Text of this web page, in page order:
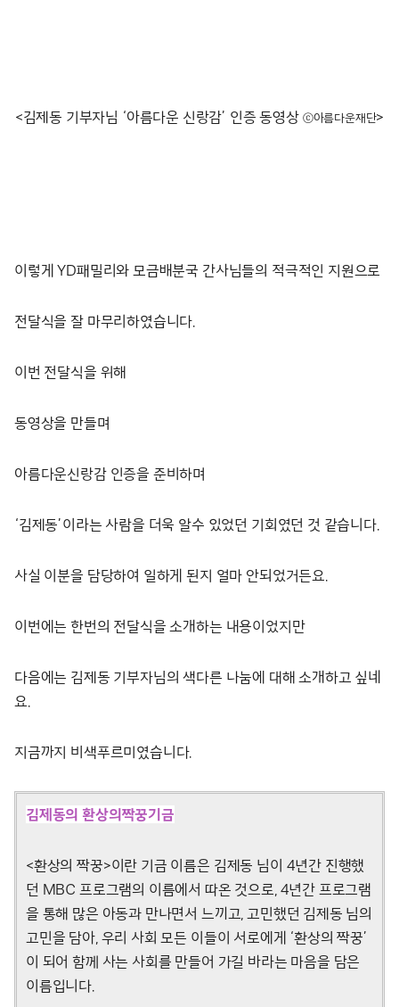
<김제동 기부자님 ‘아름다운 신랑감’ 인증 동영상 ⓒ아름다운재단>
이렇게 YD패밀리와 모금배분국 간사님들의 적극적인 지원으로
전달식을 잘 마무리하였습니다.
이번 전달식을 위해
동영상을 만들며
아름다운신랑감 인증을 준비하며
‘김제동’이라는 사람을 더욱 알수 있었던 기회였던 것 같습니다.
사실 이분을 담당하여 일하게 된지 얼마 안되었거든요.
이번에는 한번의 전달식을 소개하는 내용이었지만
다음에는 김제동 기부자님의 색다른 나눔에 대해 소개하고 싶네
요.
지금까지 비색푸르미였습니다.
김제동의 환상의짝꿍기금
<환상의 짝꿍>이란 기금 이름은 김제동 님이 4년간 진행했
던 MBC 프로그램의 이름에서 따온 것으로, 4년간 프로그램
을 통해 많은 아동과 만나면서 느끼고, 고민했던 김제동 님의
고민을 담아, 우리 사회 모든 이들이 서로에게 ‘환상의 짝꿍’
이 되어 함께 사는 사회를 만들어 가길 바라는 마음을 담은
이름입니다.